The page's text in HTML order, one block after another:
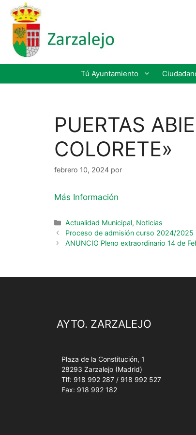
Tú Ayuntamiento
PUERTAS
COLORETE»
febrero 10, 2024 por
Más Información
Actualidad Municipal, Noticias
Proceso de admisión curso 2024/2025
ANUNCIO Pleno extraordinario 14 de
AYTO. ZARZALEJO
Plaza de la Constitución, 1
28293 Zarzalejo (Madrid)
Tlf: 918 992 287 / 918 992 527
Fax: 918 992 182